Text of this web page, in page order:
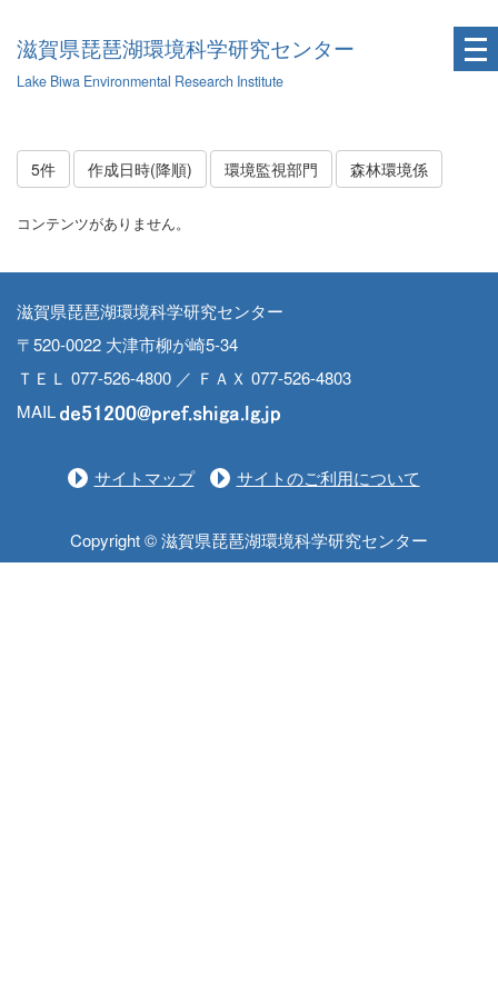
滋賀県琵琶湖環境科学研究センター
Lake Biwa Environmental Research Institute
5件 作成日時(降順) 環境監視部門 森林環境係
コンテンツがありません。
滋賀県琵琶湖環境科学研究センター
〒520-0022 大津市柳が崎5-34
ＴＥＬ 077-526-4800 ／ ＦＡＸ 077-526-4803
MAIL
サイトマップ サイトのご利用について
Copyright © 滋賀県琵琶湖環境科学研究センター